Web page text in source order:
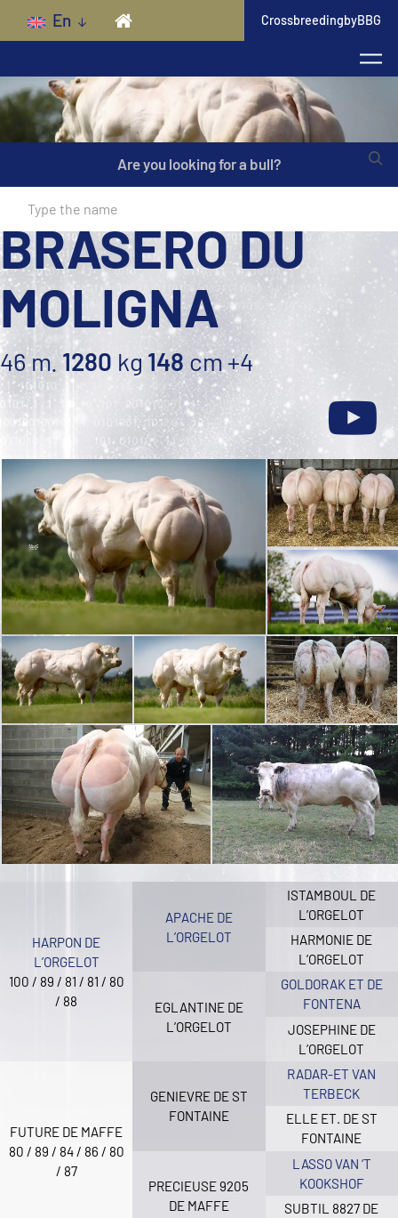
Skip to main content
En CrossbreedingbyBBG
Are you looking for a bull?
BRASERO DU
MOLIGNA
46 m. 1280 kg 148 cm +4
HARPON DE
L’ORGELOT
100 / 89 / 81 / 81 / 80
/ 88
APACHE DE
L’ORGELOT
EGLANTINE DE
L’ORGELOT
ISTAMBOUL DE
L’ORGELOT
HARMONIE DE
L’ORGELOT
GOLDORAK ET DE
FONTENA
JOSEPHINE DE
L’ORGELOT
FUTURE DE MAFFE
80 / 89 / 84 / 86 / 80
/ 87
GENIEVRE DE ST
FONTAINE
PRECIEUSE 9205
DE MAFFE
RADAR-ET VAN
TERBECK
ELLE ET. DE ST
FONTAINE
LASSO VAN ‘T
KOOKSHOF
SUBTIL 8827 DE